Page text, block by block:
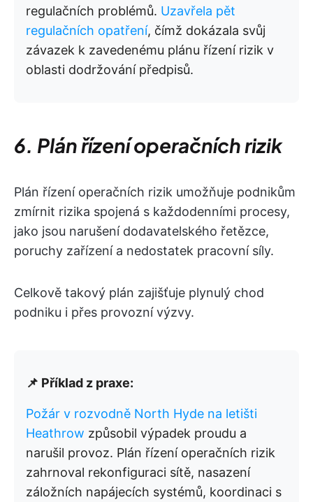
regulačních problémů. Uzavřela pět
regulačních opatření, čímž dokázala svůj
závazek k zavedenému plánu řízení rizik v
oblasti dodržování předpisů.
6. Plán řízení operačních rizik
Plán řízení operačních rizik umožňuje podnikům
zmírnit rizika spojená s každodenními procesy,
jako jsou narušení dodavatelského řetězce,
poruchy zařízení a nedostatek pracovní síly.
Celkově takový plán zajišťuje plynulý chod
podniku i přes provozní výzvy.
📌 Příklad z praxe:
Požár v rozvodně North Hyde na letišti
Heathrow způsobil výpadek proudu a
narušil provoz. Plán řízení operačních rizik
zahrnoval rekonfiguraci sítě, nasazení
záložních napájecích systémů, koordinaci s